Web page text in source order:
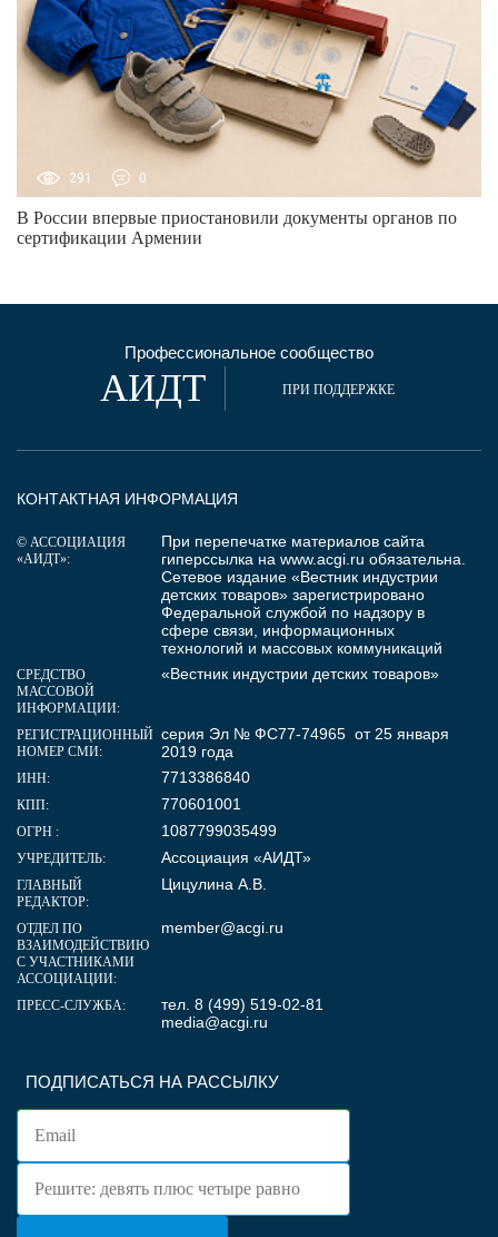
291 0
В России впервые приостановили документы органов по
сертификации Армении
Профессиональное сообщество
АИДТ ПРИ ПОДДЕРЖКЕ
ПОДПИСАТЬСЯ НА РАССЫЛКУ
КОНТАКТНАЯ ИНФОРМАЦИЯ
© АССОЦИАЦИЯ
«АИДТ»:
При перепечатке материалов сайта
гиперссылка на www.acgi.ru обязательна.
Сетевое издание «Вестник индустрии
детских товаров» зарегистрировано
Федеральной службой по надзору в
сфере связи, информационных
технологий и массовых коммуникаций
СРЕДСТВО
МАССОВОЙ
ИНФОРМАЦИИ:
«Вестник индустрии детских товаров»
РЕГИСТРАЦИОННЫЙ
НОМЕР СМИ:
серия Эл № ФС77-74965 от 25 января
2019 года
ИНН: 7713386840
КПП: 770601001
ОГРН : 1087799035499
УЧРЕДИТЕЛЬ: Ассоциация «АИДТ»
ГЛАВНЫЙ
РЕДАКТОР:
Цицулина А.В.
ОТДЕЛ ПО
ВЗАИМОДЕЙСТВИЮ
С УЧАСТНИКАМИ
АССОЦИАЦИИ:
member@acgi.ru
ПРЕСС-СЛУЖБА:
тел. 8 (499) 519-02-81
media@acgi.ru